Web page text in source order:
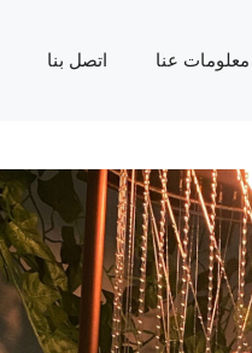
معلومات عنا اتصل بنا